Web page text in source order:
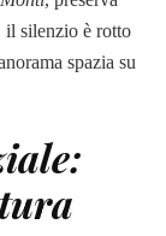
il silenzio è rotto
spazia su